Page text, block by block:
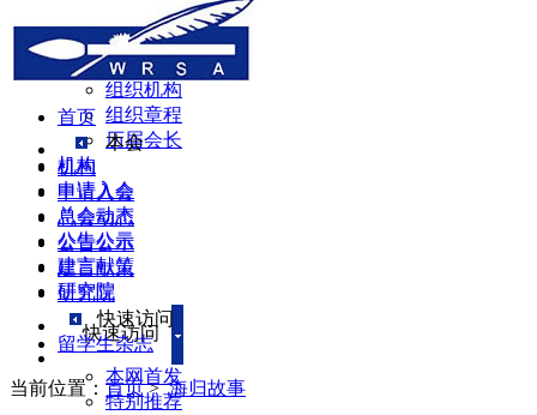
本会介绍
领导机构
理事会
组织机构
组织章程
历届会长
机构
申请入会
总会动态
公告公示
建言献策
研究院
快速访问
本网首发
特别推荐
首页
本会
机构
申请入会
总会动态
公告公示
建言献策
研究院
快速访问
留学生杂志
当前位置： 首页>海归故事